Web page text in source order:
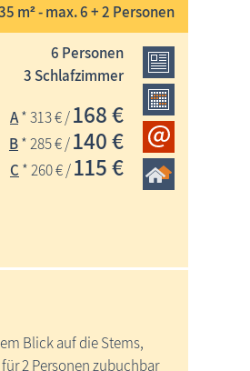
m² - max. 6 + 2 Personen
Blick auf die Stems,
2 Personen zubuchbar
6 Personen
3 Schlafzimmer
A* 313 € /168 €
B* 285 € /140 €
C * 260 € /115 €